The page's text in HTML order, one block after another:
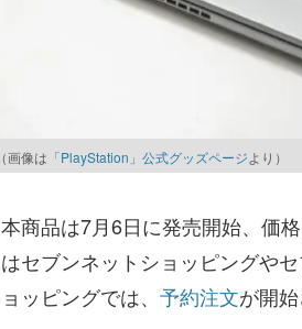
（画像は 「PlayStation」公式グッズページより）
本商品は7月6日に発売開始、価
はセブンネットショッピングや
ョッピングでは、 予約注文が開始